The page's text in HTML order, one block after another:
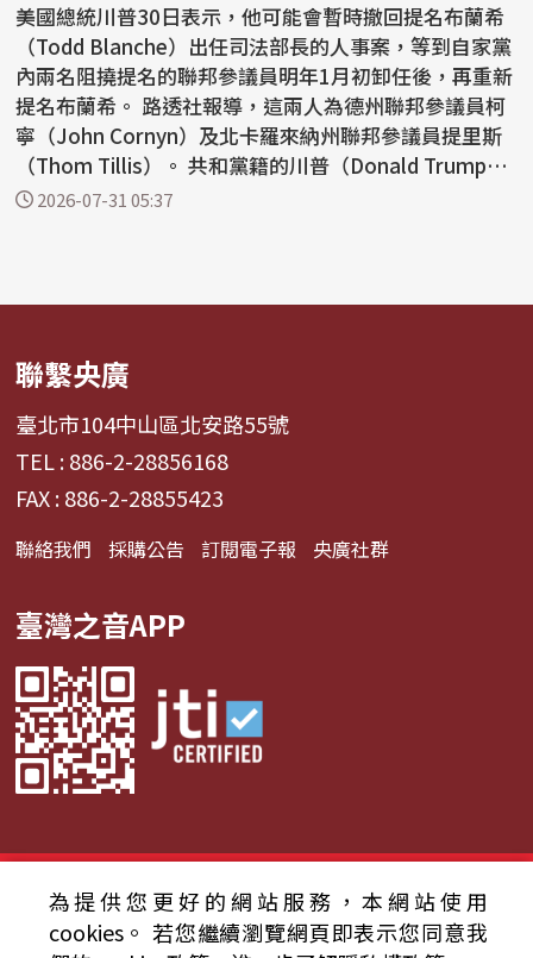
美國總統川普30日表示，他可能會暫時撤回提名布蘭希
（Todd Blanche）出任司法部長的人事案，等到自家黨
內兩名阻撓提名的聯邦參議員明年1月初卸任後，再重新
提名布蘭希。 路透社報導，這兩人為德州聯邦參議員柯
寧（John Cornyn）及北卡羅來納州聯邦參議員提里斯
（Thom Tillis）。 共和黨籍的川普（Donald Trump）
在社...
2026-07-31 05:37
聯繫央廣
臺北市104中山區北安路55號
TEL : 886-2-28856168
FAX : 886-2-28855423
聯絡我們 採購公告 訂閱電子報 央廣社群
臺灣之音APP
© 2024財團法人中央廣播電臺 版權所有
資通安全政策聲明
服務條款 隱私權條款
為提供您更好的網站服務，本網站使用
cookies。 若您繼續瀏覽網頁即表示您同意我